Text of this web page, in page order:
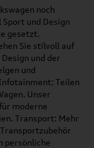
noch
und Design
gesetzt.
Sie stilvoll auf
und der
und
Teilen
Unser
moderne
Transport: Mehr
persönliche